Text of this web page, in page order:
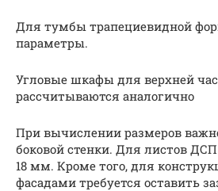
Для тумбы трапециевидной
параметры.
Угловые шкафы для верхней
рассчитываются аналогично
При вычислении размеров
боковой стенки. Для листов ДСП
18 мм. Кроме того, для
фасадами требуется оставить